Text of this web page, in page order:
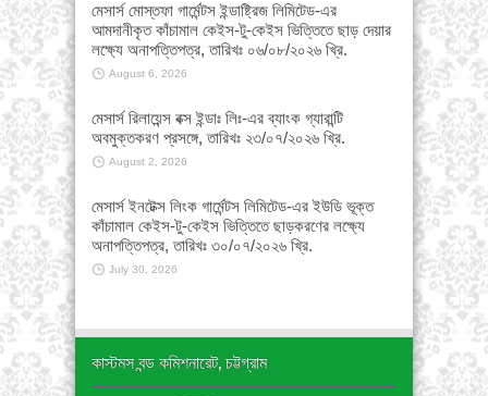
মেসার্স মোস্তফা গার্মেন্টস ইন্ডাষ্ট্রিজ লিমিটেড-এর
আমদানীকৃত কাঁচামাল কেইস-টু-কেইস ভিত্তিতে ছাড় দেয়ার
লক্ষ্যে অনাপত্তিপত্র, তারিখঃ ০৬/০৮/২০২৬ খ্রি.
August 6, 2026
মেসার্স রিলায়েন্স বক্স ইন্ডাঃ লিঃ-এর ব্যাংক গ্যারান্টি
অবমুক্তকরণ প্রসঙ্গে, তারিখঃ ২৩/০৭/২০২৬ খ্রি.
August 2, 2026
মেসার্স ইনটেক্স লিংক গার্মেন্টস লিমিটেড-এর ইউডি ভূক্ত
কাঁচামাল কেইস-টু-কেইস ভিত্তিতে ছাড়করণের লক্ষ্যে
অনাপত্তিপত্র, তারিখঃ ৩০/০৭/২০২৬ খ্রি.
July 30, 2026
কাস্টমস বন্ড কমিশনারেট, চট্টগ্রাম